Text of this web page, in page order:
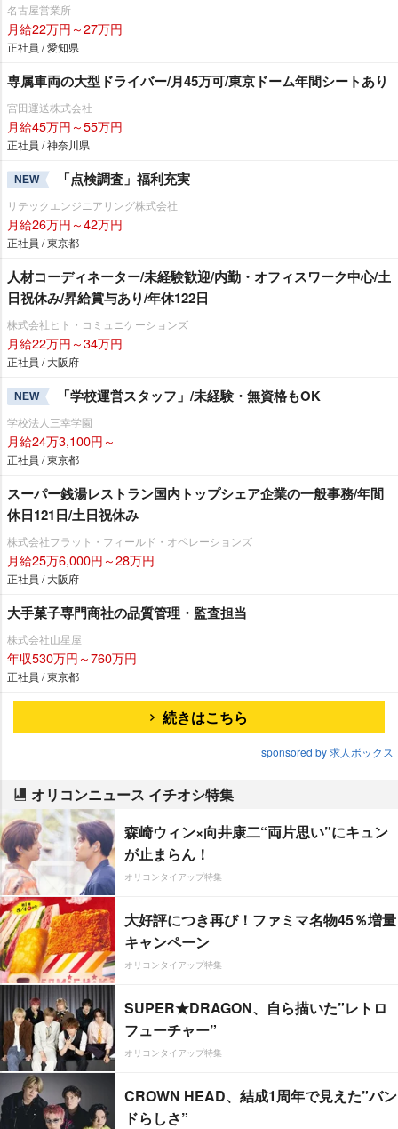
名古屋営業所
月給22万円～27万円
正社員 / 愛知県
専属車両の大型ドライバー/月45万可/東京ドーム年間シートあり
宮田運送株式会社
月給45万円～55万円
正社員 / 神奈川県
NEW 「点検調査」福利充実
リテックエンジニアリング株式会社
月給26万円～42万円
正社員 / 東京都
人材コーディネーター/未経験歓迎/内勤・オフィスワーク中心/土
日祝休み/昇給賞与あり/年休122日
株式会社ヒト・コミュニケーションズ
月給22万円～34万円
正社員 / 大阪府
NEW 「学校運営スタッフ」/未経験・無資格もOK
学校法人三幸学園
月給24万3,100円～
正社員 / 東京都
スーパー銭湯レストラン国内トップシェア企業の一般事務/年間
休日121日/土日祝休み
株式会社フラット・フィールド・オペレーションズ
月給25万6,000円～28万円
正社員 / 大阪府
大手菓子専門商社の品質管理・監査担当
株式会社山星屋
年収530万円～760万円
正社員 / 東京都
続きはこちら
sponsored by 求人ボックス
オリコンニュース イチオシ特集
森崎ウィン×向井康二“両片思い”にキュン
が止まらん！
オリコンタイアップ特集
大好評につき再び！ファミマ名物45％増量
キャンペーン
オリコンタイアップ特集
SUPER★DRAGON、自ら描いた”レトロ
フューチャー”
オリコンタイアップ特集
CROWN HEAD、結成1周年で見えた”バン
ドらしさ”